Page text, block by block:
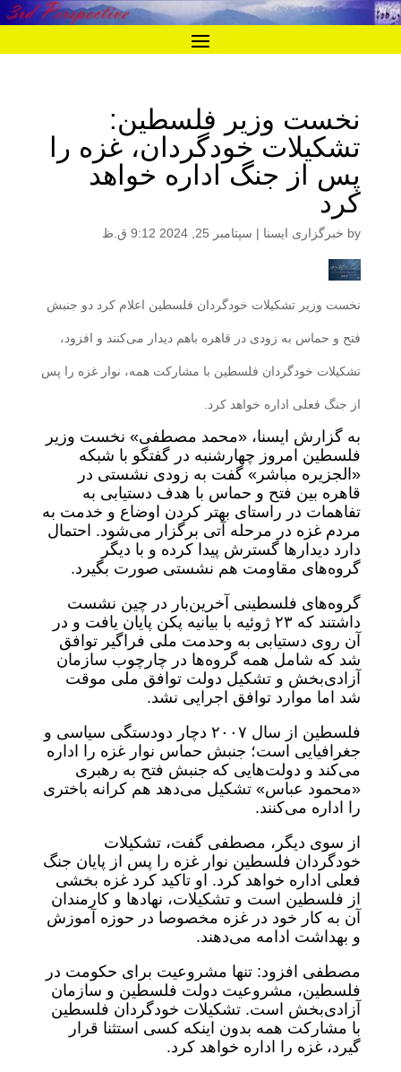
نخست وزیر فلسطین:
تشکیلات خودگردان، غزه را
پس از جنگ اداره خواهد
کرد
by خبرگزاری ایسنا | سپتامبر 25, 2024 9:12 ق.ظ
نخست وزیر تشکیلات خودگردان فلسطین اعلام کرد دو جنبش
فتح و حماس به زودی در قاهره باهم دیدار می‌کنند و افزود،
تشکیلات خودگردان فلسطین با مشارکت همه، نوار غزه را پس
از جنگ فعلی اداره خواهد کرد.
به گزارش ایسنا، «محمد مصطفی» نخست وزیر
فلسطین امروز چهارشنبه در گفتگو با شبکه
«الجزیره مباشر» گفت به زودی نشستی در
قاهره بین فتح و حماس با هدف دستیابی به
تفاهمات در راستای بهتر کردن اوضاع و خدمت به
مردم غزه در مرحله آتی برگزار می‌شود. احتمال
دارد دیدارها گسترش پیدا کرده و با دیگر
گروه‌های مقاومت هم نشستی صورت بگیرد.
گروه‌های فلسطینی آخرین‌بار در چین نشست
داشتند که ۲۳ ژوئیه با بیانیه پکن پایان یافت و در
آن روی دستیابی به وحدمت ملی فراگیر توافق
شد که شامل همه گروه‌ها در چارچوب سازمان
آزادی‌بخش و تشکیل دولت توافق ملی موقت
شد اما موارد توافق اجرایی نشد.
فلسطین از سال ۲۰۰۷ دچار دودستگی سیاسی و
جغرافیایی است؛ جنبش حماس نوار غزه را اداره
می‌کند و دولت‌هایی که جنبش فتح به رهبری
«محمود عباس» تشکیل می‌دهد هم کرانه باختری
را اداره می‌کنند.
از سوی دیگر، مصطفی گفت، تشکیلات
خودگردان فلسطین نوار غزه را پس از پایان جنگ
فعلی اداره خواهد کرد. او تاکید کرد غزه بخشی
از فلسطین است و تشکیلات، نهادها و کارمندان
آن به کار خود در غزه مخصوصا در حوزه آموزش
و بهداشت ادامه می‌دهند.
مصطفی افزود: تنها مشروعیت برای حکومت در
فلسطین، مشروعیت دولت فلسطین و سازمان
آزادی‌بخش است. تشکیلات خودگردان فلسطین
با مشارکت همه بدون اینکه کسی استثنا قرار
گیرد، غزه را اداره خواهد کرد.